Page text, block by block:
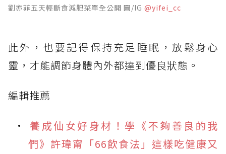
劉亦菲五天輕斷食減肥菜單全公開 圖/IG @yifei_cc
此外，也要記得保持充足睡眠，放鬆身心
靈，才能調節身體內外都達到優良狀態。
編輯推薦
養成仙女好身材！學《不夠善良的我
們》許瑋甯「66飲食法」這樣吃健康又